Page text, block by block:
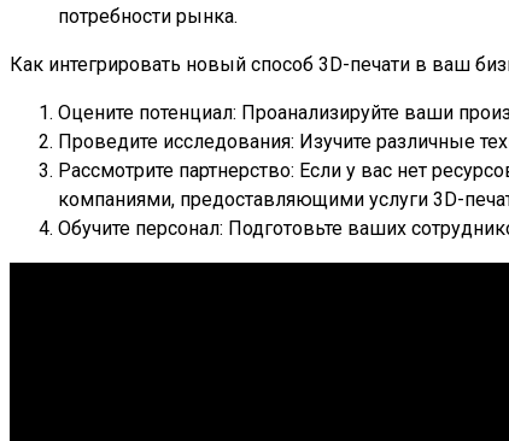
потребности рынка.
Как интегрировать новый способ 3D-печати в ваш
Оцените потенциал: Проанализируйте ваши
Проведите исследования: Изучите различные
Рассмотрите партнерство: Если у вас нет
компаниями, предоставляющими услуги 3D-
Обучите персонал: Подготовьте ваших